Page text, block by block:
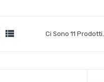
 Ci Sono 11 Prodotti.